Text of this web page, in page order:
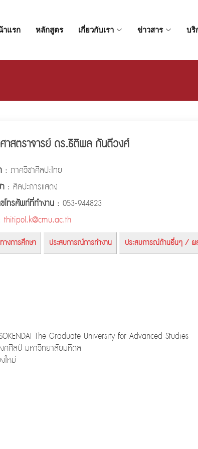
าแรก หลักสูตร เกี่ยวกับเรา ข่าวสาร บริ
าสตราจารย์ ดร.ธิติพล กันตีวงศ์
: ภาควิชาศิลปะไทย
: ศิลปะการแสดง
โทรศัพท์ที่ทำงาน : 053-944823
thitipol.k@cmu.ac.th
างการศึกษา ประสบการณ์การทำงาน ประสบการณ์ด้านอื่นๆ / ผ
The Graduate University for Advanced Studies
ศิลป์ มหาวิทยาลัยมหิดล
ใหม่